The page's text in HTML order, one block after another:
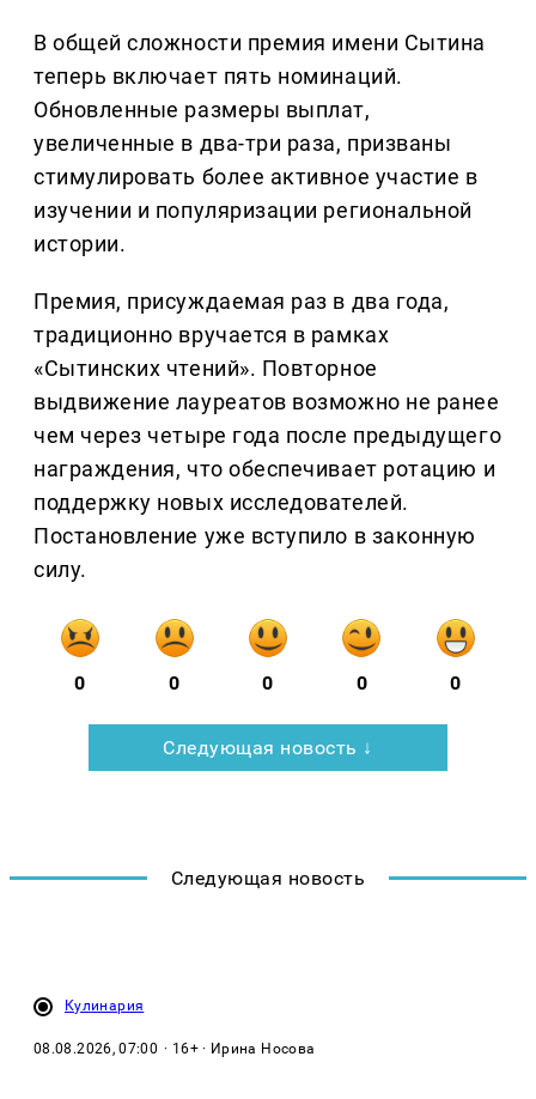
В общей сложности премия имени Сытина
теперь включает пять номинаций.
Обновленные размеры выплат,
увеличенные в два-три раза, призваны
стимулировать более активное участие в
изучении и популяризации региональной
истории.
Премия, присуждаемая раз в два года,
традиционно вручается в рамках
«Сытинских чтений». Повторное
выдвижение лауреатов возможно не ранее
чем через четыре года после предыдущего
награждения, что обеспечивает ротацию и
поддержку новых исследователей.
Постановление уже вступило в законную
силу.
0 0 0 0 0
Следующая новость ↓
Следующая новость
Кулинария
08.08.2026, 07:00 · 16+ · Ирина Носова